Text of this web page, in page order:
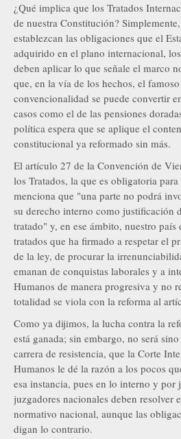
¿Qué implica que los Tratados
de nuestra Constitución?
establezcan las obligaciones que el
adquirido en el plano internacional,
deben aplicar lo que señale el marco
que, en la vía de los hechos, el
convencionalidad se puede convertir
casos como el de las pensiones
política espera que se aplique el
constitucional ya reformado sin más.
El artículo 27 de la Convención de
los Tratados, la que es obligatoria
menciona que "una parte no podrá
su derecho interno como justificación
tratado" y, en ese ámbito, nuestro
tratados que ha firmado a respetar el
de la ley, de procurar la
emanan de conquistas laborales y a
Humanos de manera progresiva y no
totalidad se viola con la reforma al
Como ya dijimos, la lucha contra la
está ganada; sin embargo, no será
carrera de resistencia, que la Corte
Humanos le dé la razón a los pocos
esa instancia, pues en lo interno y por
juzgadores nacionales deben resolver
normativo nacional, aunque las
digan lo contrario.